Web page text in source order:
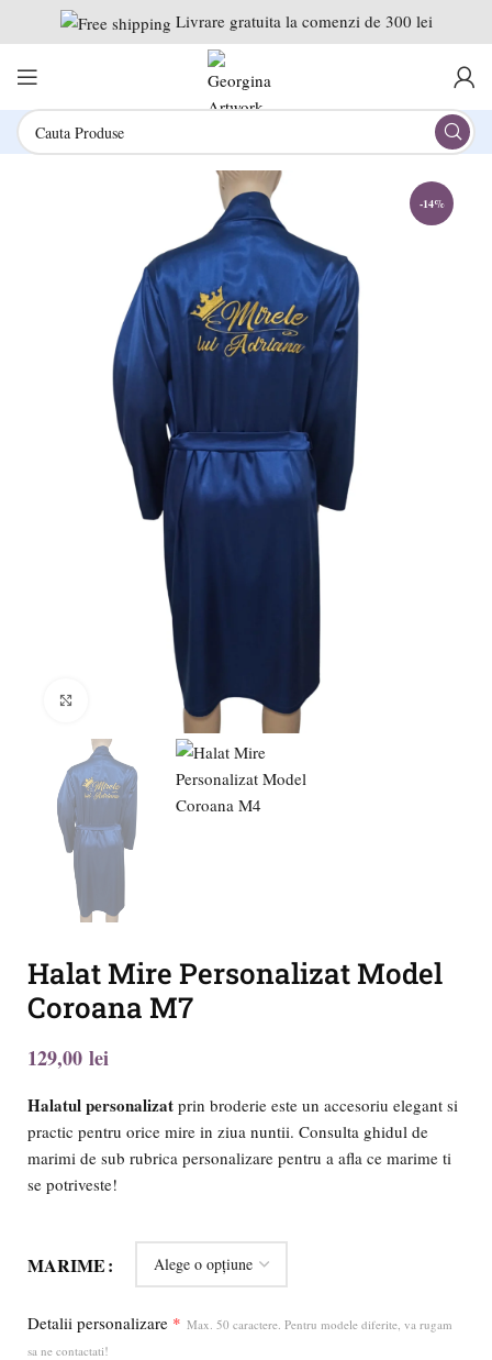
Livrare gratuita la comenzi de 300 lei
-14%
Click to enlarge
Halat Mire Personalizat Model
Coroana M7
lei
Halatul personalizat prin broderie este un accesoriu elegant si
practic pentru orice mire in ziua nuntii. Consulta ghidul de
marimi de sub rubrica personalizare pentru a afla ce marime ti
se potriveste!
MARIME
Detalii personalizare * Max. 50 caractere. Pentru modele diferite, va rugam
sa ne contactati!